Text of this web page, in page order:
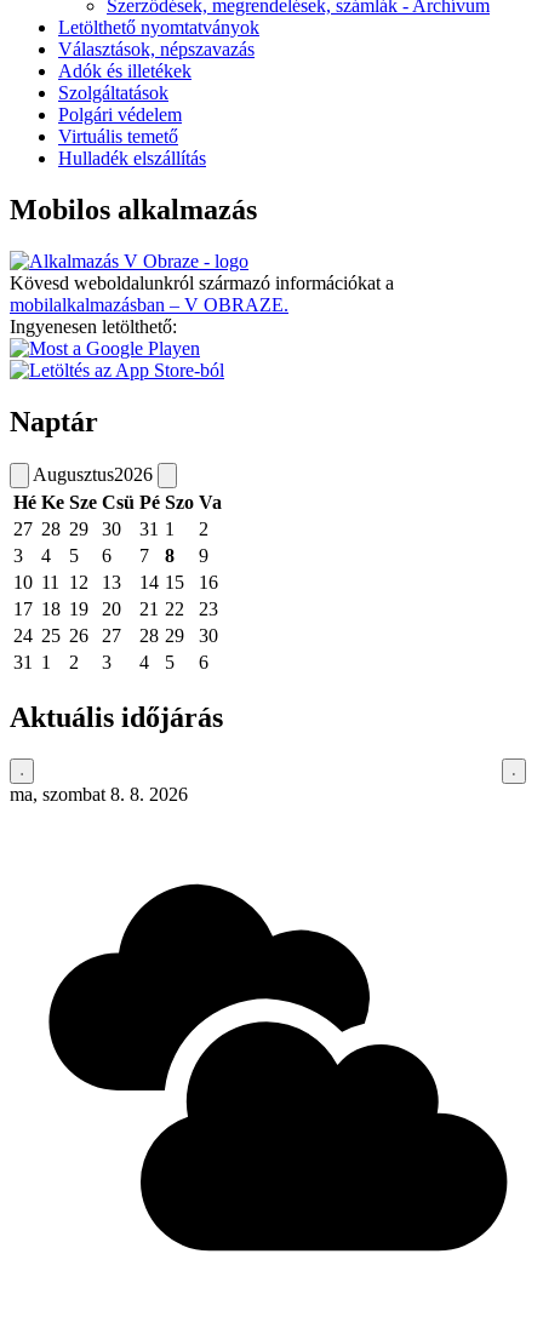
Szerződések, megrendelések, számlák - Archívum
Letölthető nyomtatványok
Választások, népszavazás
Adók és illetékek
Szolgáltatások
Polgári védelem
Virtuális temető
Hulladék elszállítás
Mobilos alkalmazás
Kövesd weboldalunkról származó információkat a
mobilalkalmazásban – V OBRAZE.
Ingyenesen letölthető:
Naptár
Augusztus2026
Hé Ke Sze Csü Pé Szo Va
27 28 29 30 31 1
2
3
4 5 6 7 8
9
10 11 12 13 14 15
16
17 18 19 20 21 22
23
24 25 26 27 28 29
30
31
1 2 3 4 5 6
Aktuális időjárás
ma, szombat 8. 8. 2026